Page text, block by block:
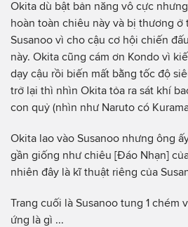
Okita dù bật bản năng vô cực
hoàn toàn chiêu này và bị thương ở
Susanoo vì cho cậu cơ hội chiến
này. Okita cũng cám ơn Kondo vì
dạy cậu rồi biến mất bằng tốc độ
trở lại thì nhìn Okita tỏa ra sát khí
con quỷ (nhìn như Naruto có
Okita lao vào Susanoo nhưng ông
gần giống như chiêu [Đáo Nhạn]
nhiên đây là kĩ thuật riêng của
Trang cuối là Susanoo tung 1 chém
ứng là gì ...